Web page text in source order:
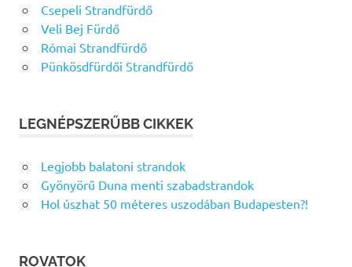
Csepeli Strandfürdő
Veli Bej Fürdő
Római Strandfürdő
Pünkösdfürdői Strandfürdő
LEGNÉPSZERŰBB CIKKEK
Legjobb balatoni strandok
Gyönyörű Duna menti szabadstrandok
Hol úszhat 50 méteres uszodában Budapesten?!
ROVATOK